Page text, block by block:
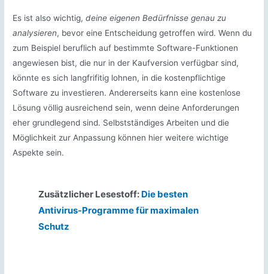
Es ist also wichtig,deine eigenen Bedürfnisse genau zu
analysieren, bevor eine Entscheidung getroffen wird. Wenn du
zum Beispiel beruflich auf bestimmte Software-Funktionen
angewiesen bist, die nur in der Kaufversion verfügbar sind,
könnte es sich langfrifitig lohnen, in die kostenpflichtige
Software zu investieren. Andererseits kann eine kostenlose
Lösung völlig ausreichend sein, wenn deine Anforderungen
eher grundlegend sind. Selbstständiges Arbeiten und die
Möglichkeit zur Anpassung können hier weitere wichtige
Aspekte sein.
Zusätzlicher Lesestoff: Die besten
Antivirus-Programme für maximalen
Schutz